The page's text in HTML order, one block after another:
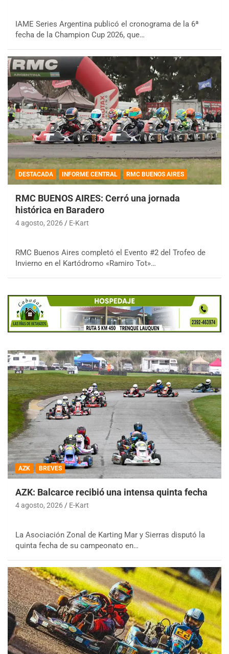
IAME Series Argentina publicó el cronograma de la 6ª
fecha de la Champion Cup 2026, que…
DESTACADA INFORME CENTRAL RMC BUENOS AIRES
RMC BUENOS AIRES: Cerró una jornada
histórica en Baradero
4 agosto, 2026 E-Kart
RMC Buenos Aires completó el Evento #2 del Trofeo de
Invierno en el Kartódromo «Ramiro Tot»…
AZK BREVES
AZK: Balcarce recibió una intensa quinta fecha
4 agosto, 2026 E-Kart
La Asociación Zonal de Karting Mar y Sierras disputó la
quinta fecha de su campeonato en…